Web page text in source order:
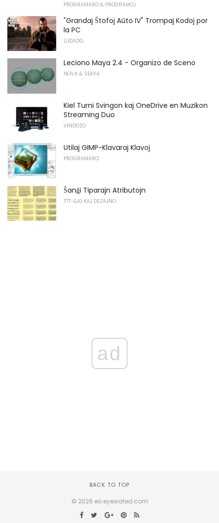
PROGRAMARO & PROGRAMOJ
"Grandaj Ŝtofoj Aŭto IV" Trompaj Kodoj por
la PC
LUDADO
Leciono Maya 2.4 - Organizo de Sceno
NOVA & SEKVA
Kiel Turni Svingon kaj OneDrive en Muzikon
Streaming Duo
VINDOZO
Utilaj GIMP-Klavaraj Klavoj
PROGRAMARO
Ŝanĝi Tiparajn Atributojn
TTT-EJO KAJ DEZAJNO
ad
BACK TO TOP
© 2026 eo.eyewated.com